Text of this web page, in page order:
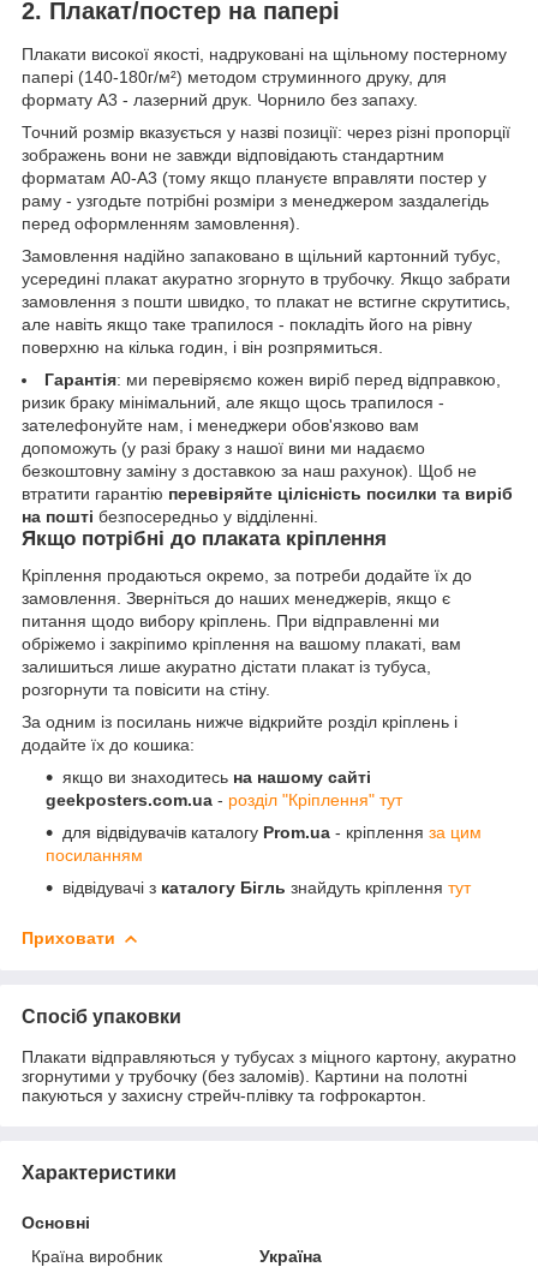
2. Плакат/постер на папері
Плакати високої якості, надруковані на щільному постерному
папері (140-180г/м²) методом струминного друку, для
формату А3 - лазерний друк. Чорнило без запаху.
Точний розмір вказується у назві позиції: через різні пропорції
зображень вони не завжди відповідають стандартним
форматам А0-А3 (тому якщо плануєте вправляти постер у
раму - узгодьте потрібні розміри з менеджером заздалегідь
перед оформленням замовлення).
Замовлення надійно запаковано в щільний картонний тубус,
усередині плакат акуратно згорнуто в трубочку. Якщо забрати
замовлення з пошти швидко, то плакат не встигне скрутитись,
але навіть якщо таке трапилося - покладіть його на рівну
поверхню на кілька годин, і він розпрямиться.
Гарантія: ми перевіряємо кожен виріб перед відправкою,
ризик браку мінімальний, але якщо щось трапилося -
зателефонуйте нам, і менеджери обов'язково вам
допоможуть (у разі браку з нашої вини ми надаємо
безкоштовну заміну з доставкою за наш рахунок). Щоб не
втратити гарантію перевіряйте цілісність посилки та виріб
на пошті безпосередньо у відділенні.
Якщо потрібні до плаката кріплення
Кріплення продаються окремо, за потреби додайте їх до
замовлення. Зверніться до наших менеджерів, якщо є
питання щодо вибору кріплень. При відправленні ми
обріжемо і закріпимо кріплення на вашому плакаті, вам
залишиться лише акуратно дістати плакат із тубуса,
розгорнути та повісити на стіну.
За одним із посилань нижче відкрийте розділ кріплень і
додайте їх до кошика:
якщо ви знаходитесь на нашому сайті
geekposters.com.ua - розділ "Кріплення" тут
для відвідувачів каталогу Prom.ua - кріплення за цим
посиланням
відвідувачі з каталогу Бігль знайдуть кріплення тут
Приховати
Спосіб упаковки
Плакати відправляються у тубусах з міцного картону, акуратно
згорнутими у трубочку (без заломів). Картини на полотні
пакуються у захисну стрейч-плівку та гофрокартон.
Характеристики
Основні
Країна виробник
Україна